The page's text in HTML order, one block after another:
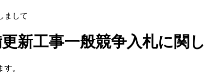
まして
新工事一般競争入札に関
。